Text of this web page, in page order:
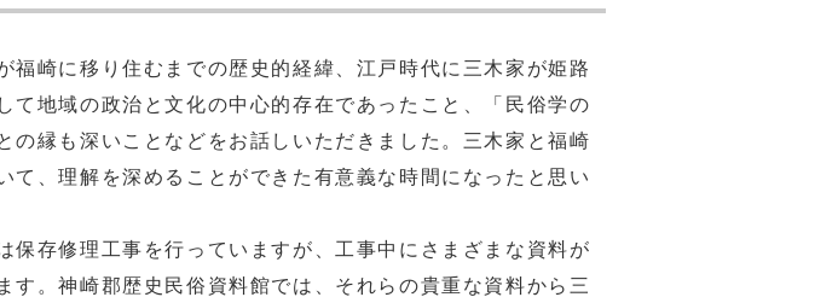
福崎に移り住むまでの歴史的経緯、江戸時代に三木家が姫路
て地域の政治と文化の中心的存在であったこと、「民俗学の
の縁も深いことなどをお話しいただきました。三木家と福崎
て、理解を深めることができた有意義な時間になったと思い
保存修理工事を行っていますが、工事中にさまざまな資料が
す。神崎郡歴史民俗資料館では、それらの貴重な資料から三